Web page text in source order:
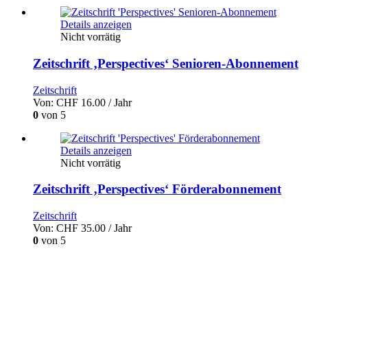
Details anzeigen
Nicht vorrätig
Zeitschrift ‚Perspectives‘ Senioren-Abonnement
Zeitschrift
Von: CHF 16.00 / Jahr
0 von 5
Details anzeigen
Nicht vorrätig
Zeitschrift ‚Perspectives‘ Förderabonnement
Zeitschrift
Von: CHF 35.00 / Jahr
0 von 5